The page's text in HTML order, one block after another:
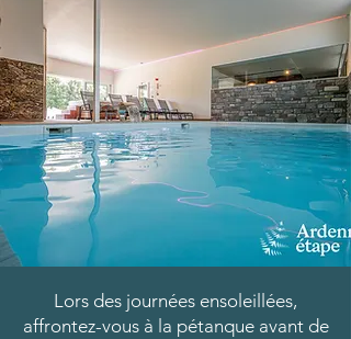
Lors des journées ensoleillées,
affrontez-vous à la pétanque avant de